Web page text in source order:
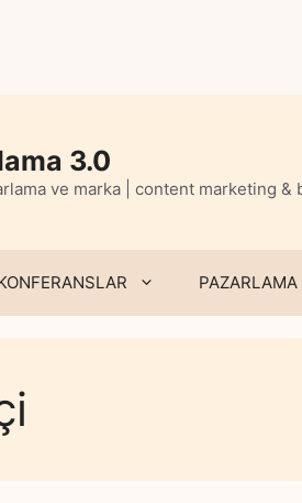
3.0
ve marka | content marketing &